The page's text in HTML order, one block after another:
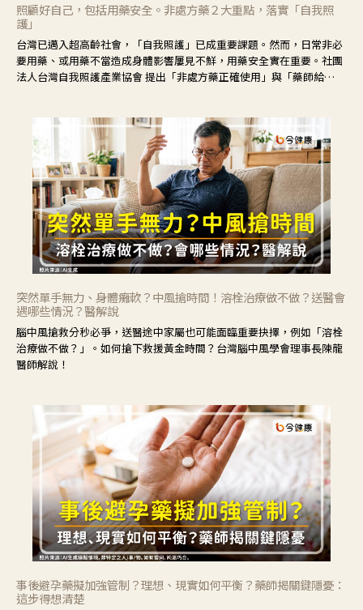
照顧好自己，包括用藥安全。非處方藥２大重點，落實「自我照
護」
台灣已邁入超高齡社會，「自我照護」已成重要課題。然而，日常非必
要用藥、或用藥不當造成身體影響屢見不鮮，用藥安全實在重要。社團
法人台灣自我照護產業協會 提出「非處方藥正確使用」與「藥師給
突然單手無力、身體癱軟？中風搶時間！溶栓治療做不做？送醫會
遇哪些情況？醫解說
腦中風搶救分秒必爭，送醫途中家屬也可能面臨重要抉擇，例如「溶栓
治療做不做？」。如何搶下救援黃金時間？台灣腦中風學會理事長陳龍
醫師解說！
事後避孕藥擬加強管制？理想、現實如何平衡？藥師揭關鍵隱憂：
這步得想清楚